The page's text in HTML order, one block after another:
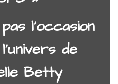
l’occasion
de
Betty